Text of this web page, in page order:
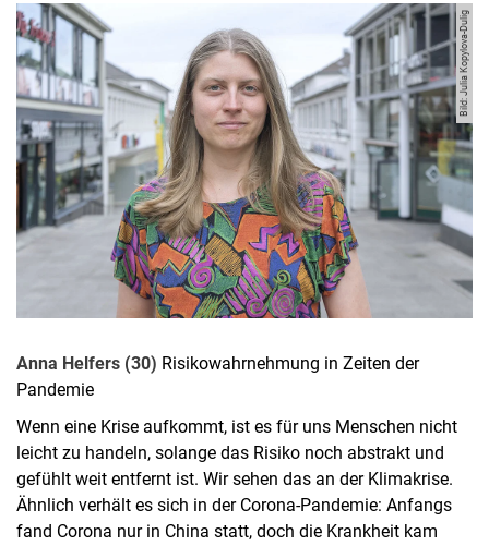
Bild: Julia Kopylova-Dulig
Anna Helfers (30) Risikowahrnehmung in Zeiten der
Pandemie
Wenn eine Krise aufkommt, ist es für uns Menschen nicht
leicht zu handeln, solange das Risiko noch abstrakt und
gefühlt weit entfernt ist. Wir sehen das an der Klimakrise.
Ähnlich verhält es sich in der Corona-Pandemie: Anfangs
fand Corona nur in China statt, doch die Krankheit kam